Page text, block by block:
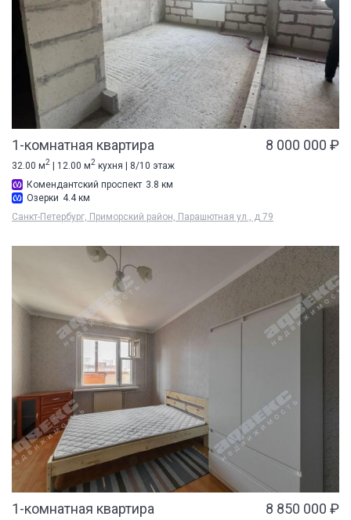
1-комнатная квартира 8 000 000 ₽
32.00 м2 | 12.00 м2 кухня | 8/10 этаж
Комендантский проспект 3.8 км
Озерки 4.4 км
Санкт-Петербург, Приморский район, Парашютная ул., д 79
1-комнатная квартира 8 850 000 ₽